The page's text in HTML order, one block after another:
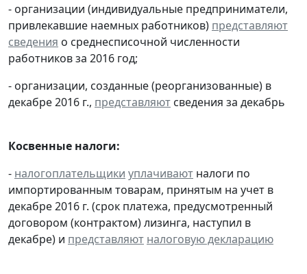
- организации (индивидуальные предприниматели,
привлекавшие наемных работников) представляют
сведения о среднесписочной численности
работников за 2016 год;
- организации, созданные (реорганизованные) в
декабре 2016 г., представляют сведения за декабрь
Косвенные налоги:
- налогоплательщики уплачивают налоги по
импортированным товарам, принятым на учет в
декабре 2016 г. (срок платежа, предусмотренный
договором (контрактом) лизинга, наступил в
декабре) и представляют налоговую декларацию